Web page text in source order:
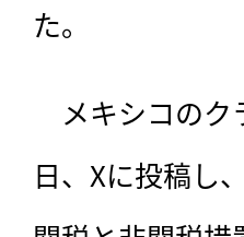
た。
メキシコのク
日、Xに投稿し